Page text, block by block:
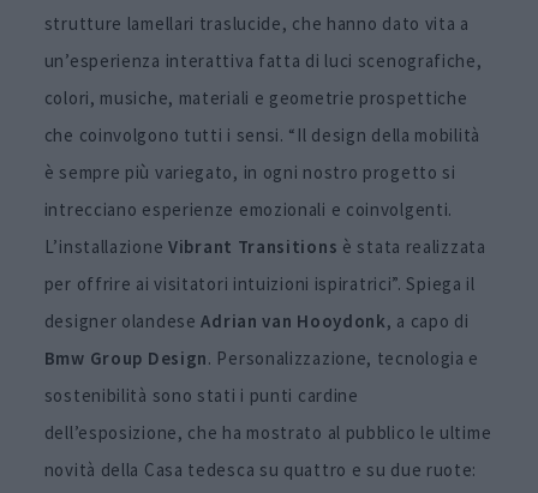
strutture lamellari traslucide, che hanno dato vita a
un’esperienza interattiva fatta di luci scenografiche,
colori, musiche, materiali e geometrie prospettiche
che coinvolgono tutti i sensi. “Il design della mobilità
è sempre più variegato, in ogni nostro progetto si
intrecciano esperienze emozionali e coinvolgenti.
L’installazione Vibrant Transitions è stata realizzata
per offrire ai visitatori intuizioni ispiratrici”. Spiega il
designer olandeseAdrian van Hooydonk, a capo di
Bmw Group Design. Personalizzazione, tecnologia e
sostenibilità sono stati i punti cardine
dell’esposizione, che ha mostrato al pubblico le ultime
novità della Casa tedesca su quattro e su due ruote: